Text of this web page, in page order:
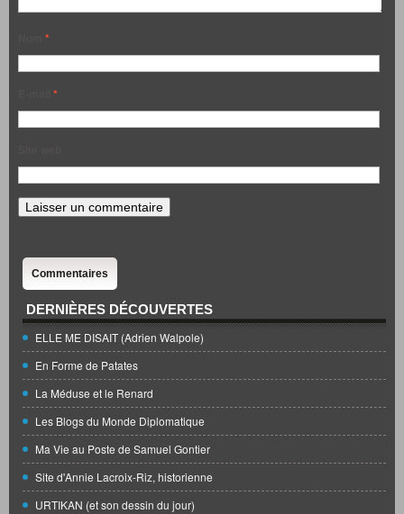
*
*
Commentaires
DERNIÈRES DÉCOUVERTES
ELLE ME DISAIT (Adrien Walpole)
En Forme de Patates
La Méduse et le Renard
Les Blogs du Monde Diplomatique
Ma Vie au Poste de Samuel Gontier
Site d'Annie Lacroix-Riz, historienne
URTIKAN (et son dessin du jour)